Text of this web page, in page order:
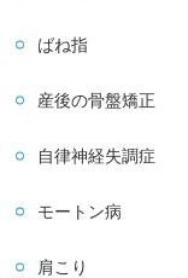
ばね指
産後の骨盤矯正
自律神経失調症
モートン病
肩こり